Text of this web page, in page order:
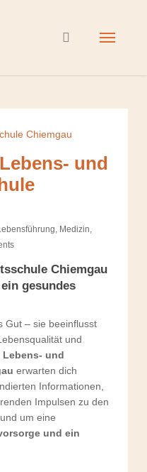
searchMenu
und
, Medizin,
Chiemgau
gesundes
Gut – sie beeinflusst
und
Lebens- und
erwarten dich
Informationen,
Impulsen zu den
um eine
und ein